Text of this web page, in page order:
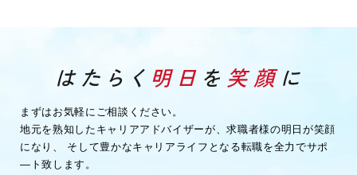
まずはお気軽にご相談ください。
地元を熟知したキャリアアドバイザーが、求職者様の明日が笑顔
になり、
そして豊かなキャリアライフとなる転職を全力でサポ
―ト致します。